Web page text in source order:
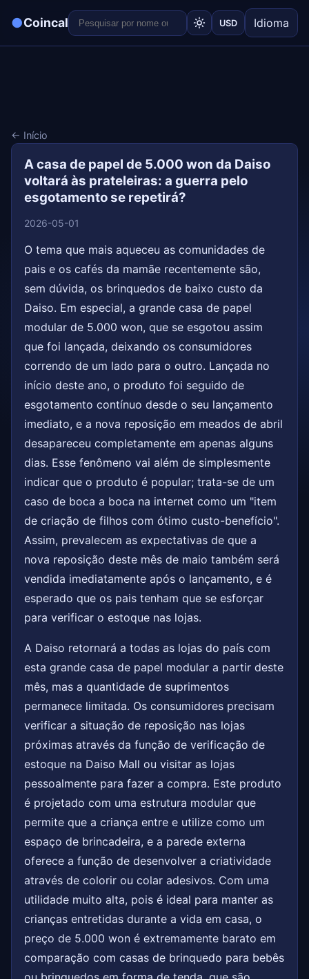
●Coincal USD Idioma
← Início
A casa de papel de 5.000 won da Daiso
voltará às prateleiras: a guerra pelo
esgotamento se repetirá?
2026-05-01
O tema que mais aqueceu as comunidades de
pais e os cafés da mamãe recentemente são,
sem dúvida, os brinquedos de baixo custo da
Daiso. Em especial, a grande casa de papel
modular de 5.000 won, que se esgotou assim
que foi lançada, deixando os consumidores
correndo de um lado para o outro. Lançada no
início deste ano, o produto foi seguido de
esgotamento contínuo desde o seu lançamento
imediato, e a nova reposição em meados de abril
desapareceu completamente em apenas alguns
dias. Esse fenômeno vai além de simplesmente
indicar que o produto é popular; trata-se de um
caso de boca a boca na internet como um "item
de criação de filhos com ótimo custo-benefício".
Assim, prevalecem as expectativas de que a
nova reposição deste mês de maio também será
vendida imediatamente após o lançamento, e é
esperado que os pais tenham que se esforçar
para verificar o estoque nas lojas.
A Daiso retornará a todas as lojas do país com
esta grande casa de papel modular a partir deste
mês, mas a quantidade de suprimentos
permanece limitada. Os consumidores precisam
verificar a situação de reposição nas lojas
próximas através da função de verificação de
estoque na Daiso Mall ou visitar as lojas
pessoalmente para fazer a compra. Este produto
é projetado com uma estrutura modular que
permite que a criança entre e utilize como um
espaço de brincadeira, e a parede externa
oferece a função de desenvolver a criatividade
através de colorir ou colar adesivos. Com uma
utilidade muito alta, pois é ideal para manter as
crianças entretidas durante a vida em casa, o
preço de 5.000 won é extremamente barato em
comparação com casas de brinquedo para bebês